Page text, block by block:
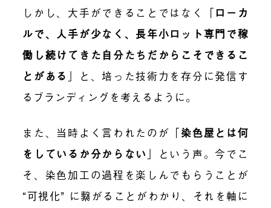
しかし、大手ができることではなく
「 ローカ
ルで、人手が少なく、長年小ロット専門で稼
働し続けてきた自分たちだからこそできるこ
とがある 」
と、培った技術力を存分に発信す
るブランディングを考えるように。
また、当時よく言われたのが 「染色屋とは何
をしているか分からない 」
という声。今でこ
そ、染色加工の過程を楽しんでもらうことが
“可視化” に繋がることがわかり、それを軸に